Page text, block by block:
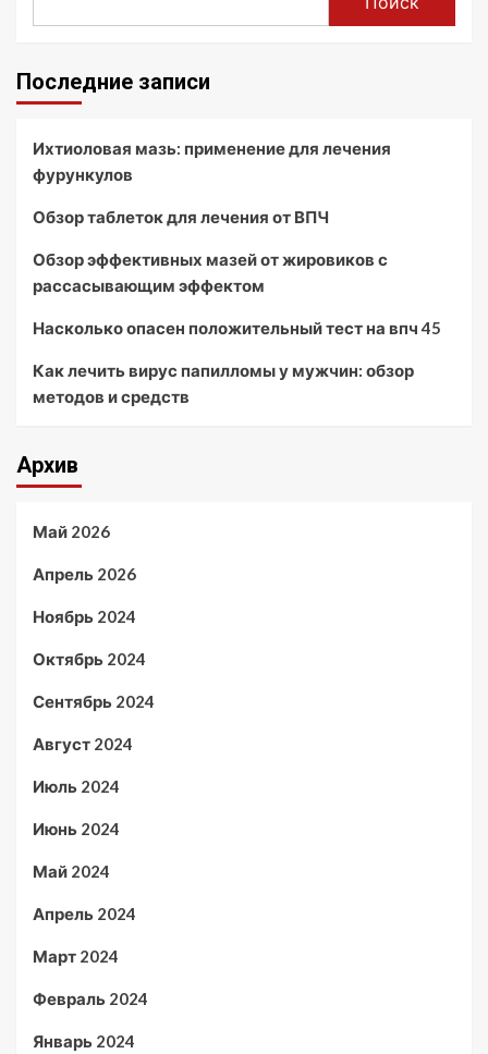
Последние записи
Ихтиоловая мазь: применение для лечения
фурункулов
Обзор таблеток для лечения от ВПЧ
Обзор эффективных мазей от жировиков с
рассасывающим эффектом
Насколько опасен положительный тест на впч 45
Как лечить вирус папилломы у мужчин: обзор
методов и средств
Архив
Май 2026
Апрель 2026
Ноябрь 2024
Октябрь 2024
Сентябрь 2024
Август 2024
Июль 2024
Июнь 2024
Май 2024
Апрель 2024
Март 2024
Февраль 2024
Январь 2024